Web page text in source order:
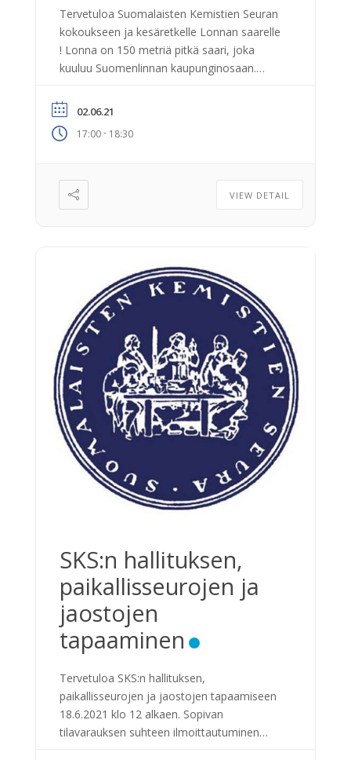
Tervetuloa Suomalaisten Kemistien Seuran
kokoukseen ja kesäretkelle Lonnan saarelle
! Lonna on 150 metriä pitkä saari, joka
kuuluu Suomenlinnan kaupunginosaan.
välissä. Etäisyys mantereelta on vain 1,5
kilometriä, Matka saarelle taittuu JT-Linen
lautalla kymmenessä minuutissa. Lähtö
viehättävästä saariympäristöstä ja
napataan mukaan piknik […]
02.06.21
17:00- 18:30
VIEW DETAIL
SKS:n hallituksen,
paikallisseurojen ja
jaostojen
tapaaminen
Tervetuloa SKS:n hallituksen,
paikallisseurojen ja jaostojen tapaamiseen
18.6.2021 klo 12 alkaen. Sopivan
tilavarauksen suhteen ilmoittautuminen